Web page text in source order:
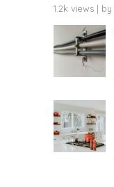
1.2k views | by